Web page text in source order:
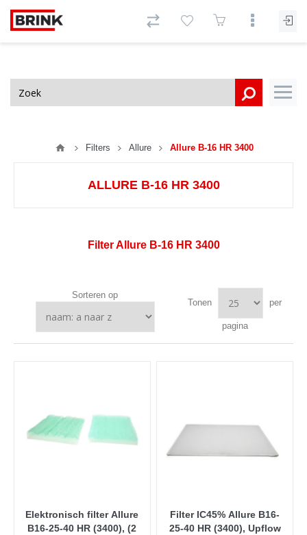
Filters Allure Allure B-16 HR 3400
ALLURE B-16 HR 3400
Filter Allure B-16 HR 3400
Sorteren op
Tonen per
pagina
Elektronisch filter Allure
B16-25-40 HR (3400), (2
Filter IC45% Allure B16-
25-40 HR (3400), Upflow